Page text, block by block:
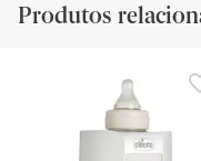
Produtos